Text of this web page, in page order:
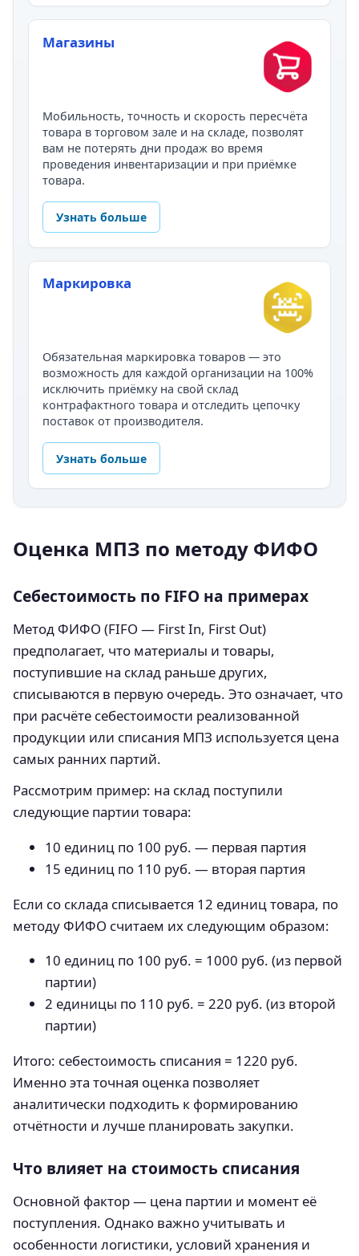
Магазины
Мобильность, точность и скорость пересчёта
товара в торговом зале и на складе, позволят
вам не потерять дни продаж во время
проведения инвентаризации и при приёмке
товара.
Узнать больше
Маркировка
Обязательная маркировка товаров — это
возможность для каждой организации на 100%
исключить приёмку на свой склад
контрафактного товара и отследить цепочку
поставок от производителя.
Узнать больше
Оценка МПЗ по методу ФИФО
Себестоимость по FIFO на примерах
Метод ФИФО (FIFO — First In, First Out)
предполагает, что материалы и товары,
поступившие на склад раньше других,
списываются в первую очередь. Это означает, что
при расчёте себестоимости реализованной
продукции или списания МПЗ используется цена
самых ранних партий.
Рассмотрим пример: на склад поступили
следующие партии товара:
10 единиц по 100 руб. — первая партия
15 единиц по 110 руб. — вторая партия
Если со склада списывается 12 единиц товара, по
методу ФИФО считаем их следующим образом:
10 единиц по 100 руб. = 1000 руб. (из первой
партии)
2 единицы по 110 руб. = 220 руб. (из второй
партии)
Итого: себестоимость списания = 1220 руб.
Именно эта точная оценка позволяет
аналитически подходить к формированию
отчётности и лучше планировать закупки.
Что влияет на стоимость списания
Основной фактор — цена партии и момент её
поступления. Однако важно учитывать и
особенности логистики, условий хранения и